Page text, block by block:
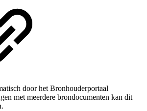
door het Bronhouderportaal
met meerdere brondocumenten kan dit